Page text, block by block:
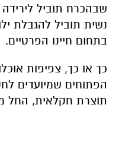
שבהכרח תוביל
נשית תוביל להגבלת
בתחום חיינו הפרטיים.
כך או כך, צפיפות
הפתוחים שמיועדים
תוצרת חקלאית, החל